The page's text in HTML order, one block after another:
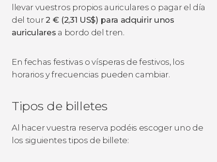
llevar vuestros propios auriculares o pagar el día
del tour2 €(2,31 US$) para adquirir unos
auriculares a bordo del tren.
En fechas festivas o vísperas de festivos, los
horarios y frecuencias pueden cambiar.
Tipos de billetes
Al hacer vuestra reserva podéis escoger uno de
los siguientes tipos de billete: